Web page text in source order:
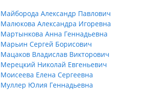
Майборода Александр Павлович
Малюкова Александра Игоревна
Мартынкова Анна Геннадьевна
Марьин Сергей Борисович
Мацаков Владислав Викторович
Мерецкий Николай Евгеньевич
Моисеева Елена Сергеевна
Муллер Юлия Геннадьевна